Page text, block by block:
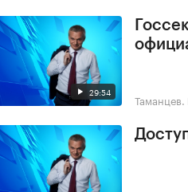
29:54 Таманцев.